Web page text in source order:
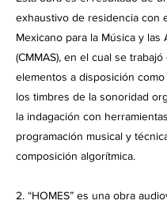
exhaustivo de residencia con
Mexicano para la Música y las
(CMMAS), en el cual se
elementos a disposición como
los timbres de la sonoridad
la indagación con
programación musical y
composición algorítmica.
2. “HOMES” es una obra